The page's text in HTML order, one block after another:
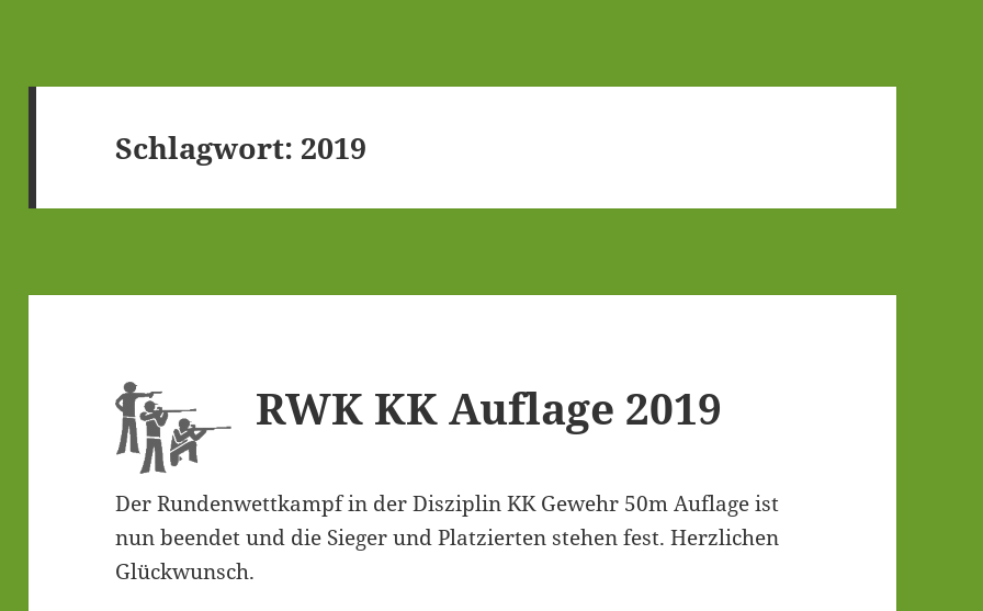
Schlagwort: 2019
RWK KK Auf­la­ge 2019
Der Run­den­wett­kampf in der Dis­zi­plin KK Gewehr 50m Auf­la­ge ist
nun been­det und die Sie­ger und Plat­zier­ten ste­hen fest. Herz­li­chen
Glückwunsch.